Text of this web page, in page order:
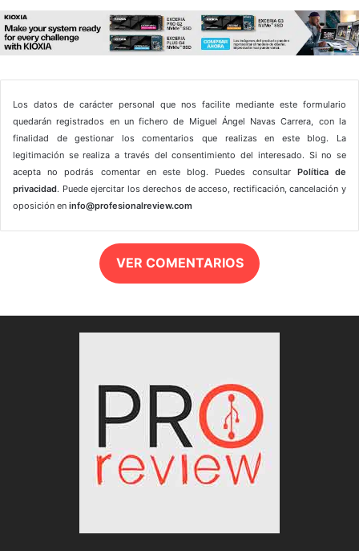
Los datos de carácter personal que nos facilite mediante este formulario
quedarán registrados en un fichero de Miguel Ángel Navas Carrera, con la
finalidad de gestionar los comentarios que realizas en este blog. La
legitimación se realiza a través del consentimiento del interesado. Si no se
acepta no podrás comentar en este blog. Puedes consultar Política de
privacidad. Puede ejercitar los derechos de acceso, rectificación, cancelación y
oposición en info@profesionalreview.com
VER COMENTARIOS